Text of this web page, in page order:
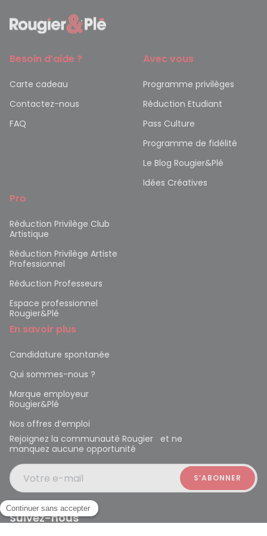
Besoin d’aide ?
Carte cadeau
Contactez-nous
FAQ
Avec vous
Programme privilèges
Réduction Etudiant
Pass Culture
Programme de fidélité
Le Blog Rougier&Plé
Idées Créatives
Pro
Réduction Privilège Club
Artistique
Réduction Privilège Artiste
Professionnel
Réduction Professeurs
Espace professionnel
Rougier&Plé
En savoir plus
Candidature spontanée
Qui sommes-nous ?
Marque employeur
Rougier&Plé
Nos offres d’emploi
Rejoignez la communauté Rougier et ne
manquez aucune opportunité
Votre e-mail
Suivez-nous